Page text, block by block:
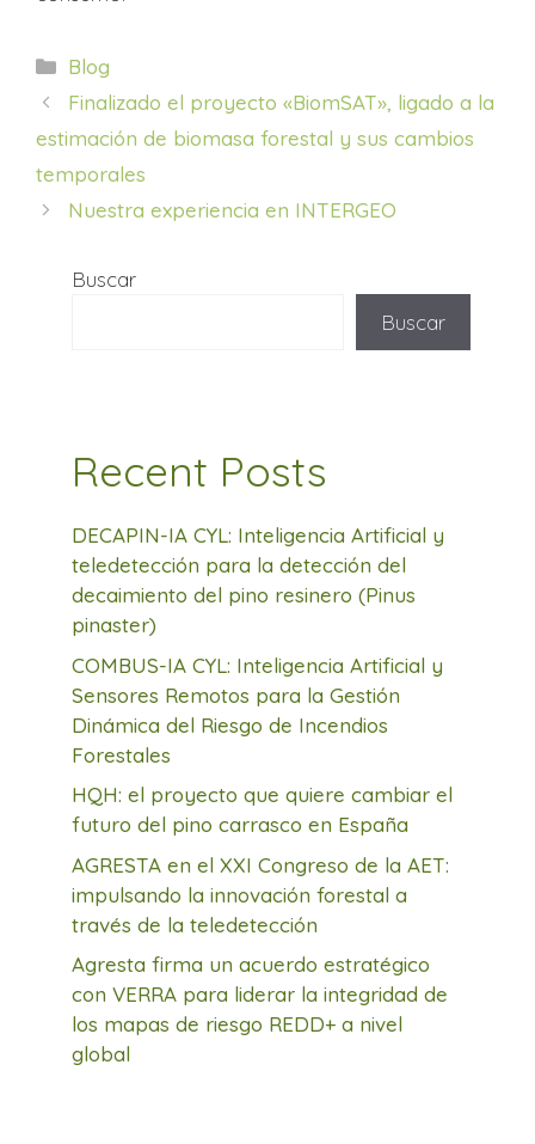
Categorías
Blog
Finalizado el proyecto «BiomSAT», ligado a la
estimación de biomasa forestal y sus cambios
temporales
Nuestra experiencia en INTERGEO
Buscar
Buscar
Recent Posts
DECAPIN-IA CYL: Inteligencia Artificial y
teledetección para la detección del
decaimiento del pino resinero (Pinus
pinaster)
COMBUS-IA CYL: Inteligencia Artificial y
Sensores Remotos para la Gestión
Dinámica del Riesgo de Incendios
Forestales
HQH: el proyecto que quiere cambiar el
futuro del pino carrasco en España
AGRESTA en el XXI Congreso de la AET:
impulsando la innovación forestal a
través de la teledetección
Agresta firma un acuerdo estratégico
con VERRA para liderar la integridad de
los mapas de riesgo REDD+ a nivel
global